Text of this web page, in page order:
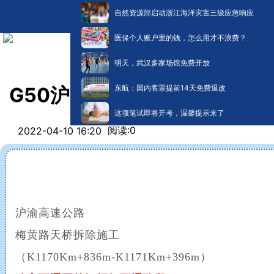
自然资源部启动浙江海洋灾害三级应急响应
医保个人账户里的钱，怎么用才不浪费？
明天，武汉多家场馆免费开放
东航：国内客票提前14天免费退改
这项笔试即将开考，温馨提示来了
G50沪渝高速梅黄路天桥拆除
2022-04-10 16:20 阅读:0
沪渝高速公路
梅黄路天桥拆除施工
（K1170Km+836m-K1171Km+396m）